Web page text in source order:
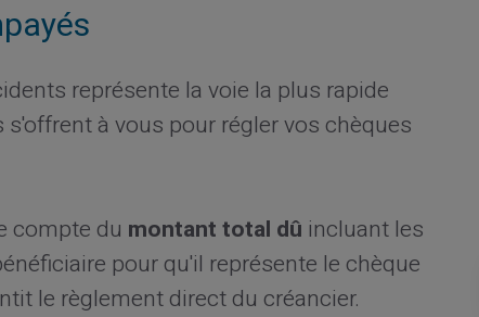
représente la voie la plus rapide
à vous pour régler vos chèques
compte du montant total dû incluant les
pour qu'il représente le chèque
le règlement direct du créancier.